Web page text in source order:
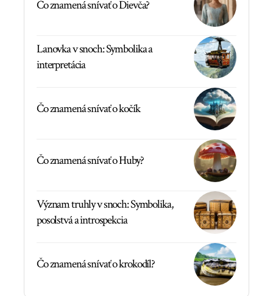
Čo znamená snívať o Dievča?
Lanovka v snoch: Symbolika a
interpretácia
Čo znamená snívať o kočík
Čo znamená snívať o Huby?
Význam truhly v snoch: Symbolika,
posolstvá a introspekcia
Čo znamená snívať o krokodíl?